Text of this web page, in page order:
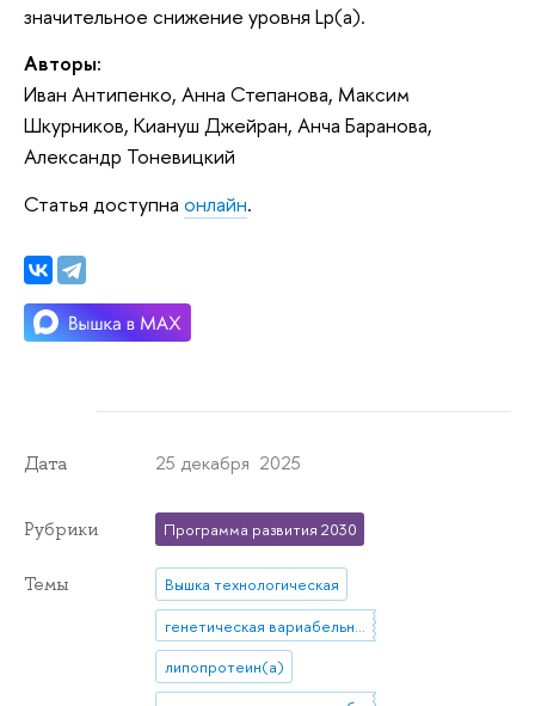
значительное снижение уровня Lp(a).
Авторы:
Иван Антипенко, Анна Степанова, Максим
Шкурников, Киануш Джейран, Анча Баранова,
Александр Тоневицкий
Статья доступна онлайн.
Дата 25 декабря 2025
Рубрики Программа развития 2030
Темы
Вышка технологическая
липопротеин(a)